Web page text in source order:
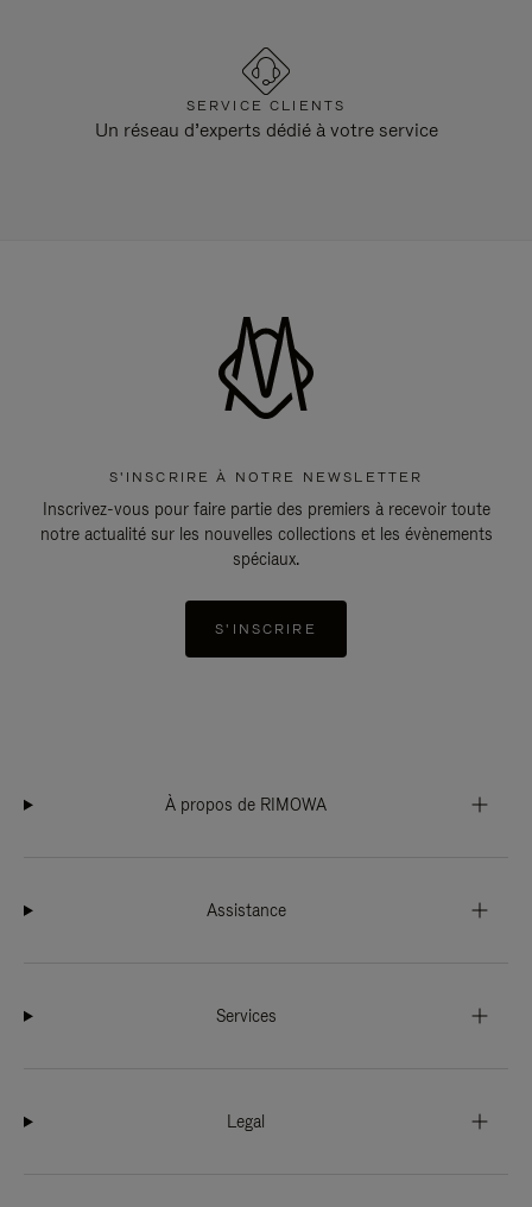
SERVICE CLIENTS
Un réseau d’experts dédié à votre service
S'INSCRIRE À NOTRE NEWSLETTER
Inscrivez-vous pour faire partie des premiers à recevoir toute
notre actualité sur les nouvelles collections et les évènements
spéciaux.
S'INSCRIRE
À propos de RIMOWA
Assistance
Services
Legal